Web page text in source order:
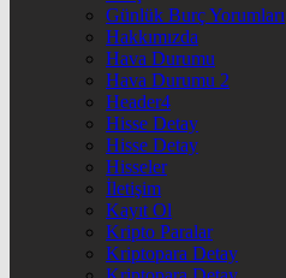
Günlük Burç Yorumları
Hakkımızda
Hava Durumu
Hava Durumu 2
Header4
Hisse Detay
Hisse Detay
Hisseler
İletişim
Kayıt Ol
Kripto Paralar
Kriptopara Detay